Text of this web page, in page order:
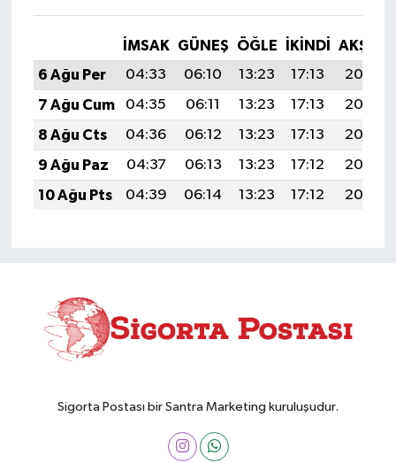
İMSAK GÜNEŞ ÖĞLE İKINDI
AKŞAM
6 Ağu Per
04:33 06:10 13:23 17:13
20:27
7 Ağu Cum
04:35 06:11 13:23 17:13
20:26
8 Ağu Cts
04:36 06:12 13:23 17:13
20:24
9 Ağu Paz
04:37 06:13 13:23 17:12
20:23
10 Ağu Pts
04:39 06:14 13:23 17:12 20:22
Sigorta Postası bir Santra Marketing kuruluşudur.